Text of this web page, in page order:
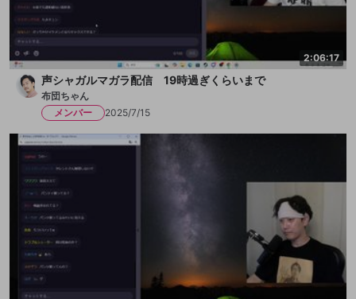
2:06:17
声シャガルマガラ配信 19時過ぎくらいまで
布団ちゃん
メンバー
2025/7/15